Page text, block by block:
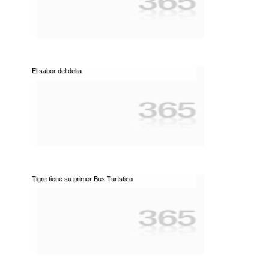
El sabor del delta
Tigre tiene su primer Bus Turístico